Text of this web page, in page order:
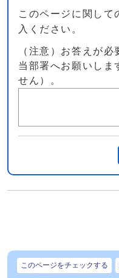
このページに関して
入ください。
（注意）お答えが
当部署へお願いしま
せん）。
このページをチェックする